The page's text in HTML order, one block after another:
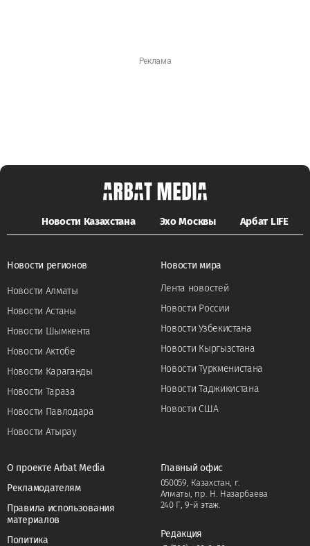
Новости Казахстана Эхо Москвы Арбат LIFE
Новости регионов
Новости Алматы
Новости Астаны
Новости Шымкента
Новости Актобе
Новости Караганды
Новости Тараза
Новости Павлодара
Новости Атырау
Новости мира
Лента новостей
Новости России
Новости Узбекистана
Новости Кыргызстана
Новости Туркменистана
Новости Таджикистана
Новости США
О проекте Arbat Media
Рекламодателям
Правила использования
материалов
Политика
Главный офис
050059, Казахстан, г.
Алматы, пр. Н. Назарбаева
240 Г, 9-й этаж.
Редакция